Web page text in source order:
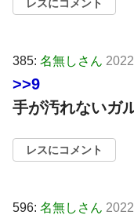
レスにコメント
385: 名無しさん
>>9
手が汚れないガ
レスにコメント
596: 名無しさん